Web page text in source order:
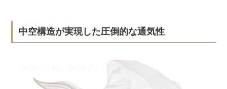
中空構造が実現した圧倒的な通気性